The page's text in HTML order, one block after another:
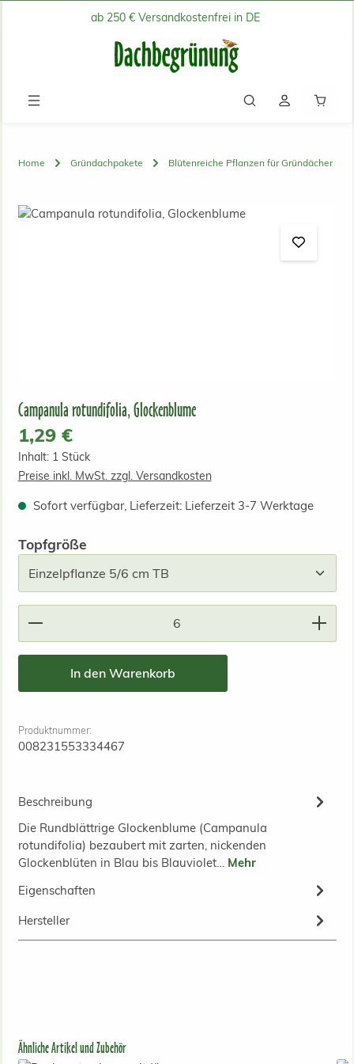
Zum Hauptinhalt springenab 250 € Versandkostenfrei in DE
Home Gründachpakete Blütenreiche Pflanzen für Gründächer
Bildergalerie überspringen
Campanula rotundifolia, Glockenblume
Regulärer Preis:
1,29 €
Inhalt: 1 Stück
Preise inkl. MwSt. zzgl. Versandkosten
Sofort verfügbar, Lieferzeit: Lieferzeit 3-7 Werktage
Topfgrößeauswählen
Produkt Anzahl: Gib den gewünschten Wert ein
In den Warenkorb
Produktnummer:
008231553334467
Beschreibung
Die Rundblättrige Glockenblume (Campanula
rotundifolia) bezaubert mit zarten, nickenden
Glockenblüten in Blau bis Blauviolet… Mehr
Eigenschaften
Hersteller
Produktgalerie überspringen
Ähnliche Artikel und Zubehör